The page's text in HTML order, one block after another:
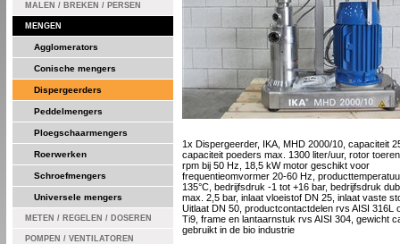
MALEN / BREKEN / PERSEN
MENGEN
Agglomerators
Conische mengers
Dispergeerders
Peddelmengers
Ploegschaarmengers
Roerwerken
Schroefmengers
Universele mengers
METEN / REGELEN / DOSEREN
POMPEN / VENTILATOREN
1x Dispergeerder, IKA, MHD 2000/10, capaciteit
capaciteit poeders max. 1300 liter/uur, rotor
rpm bij 50 Hz, 18,5 kW motor geschikt voor
frequentieomvormer 20-60 Hz,
135°C, bedrijfsdruk -1 tot +16 bar, bedrijfsdruk
max. 2,5 bar, inlaat vloeistof DN 25, inlaat vaste
Uitlaat DN 50, productcontactdelen rvs AISI 316L
Ti9, frame en lantaarnstuk rvs AISI 304, gewicht
gebruikt in de bio industrie